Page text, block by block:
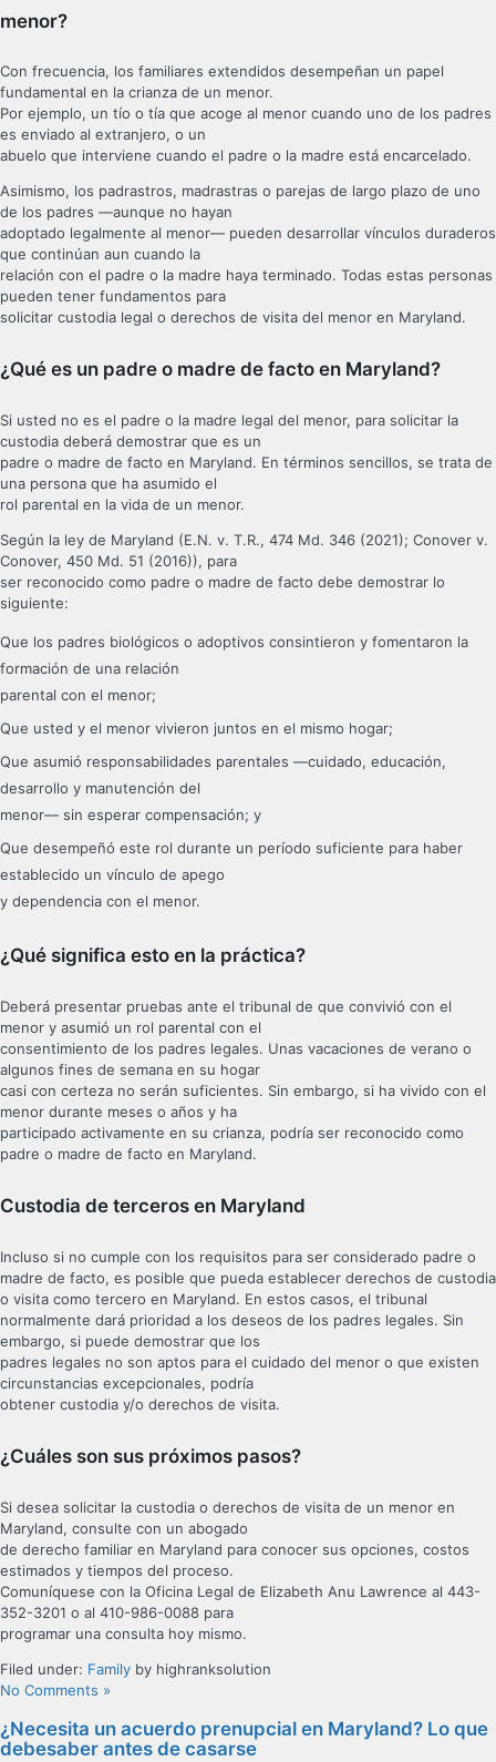
menor?
Con frecuencia, los familiares extendidos desempeñan un papel
fundamental en la crianza de un menor.
Por ejemplo, un tío o tía que acoge al menor cuando uno de los padres
es enviado al extranjero, o un
abuelo que interviene cuando el padre o la madre está encarcelado.
Asimismo, los padrastros, madrastras o parejas de largo plazo de uno
de los padres —aunque no hayan
adoptado legalmente al menor— pueden desarrollar vínculos duraderos
que continúan aun cuando la
relación con el padre o la madre haya terminado. Todas estas personas
pueden tener fundamentos para
solicitar custodia legal o derechos de visita del menor en Maryland.
¿Qué es un padre o madre de facto en Maryland?
Si usted no es el padre o la madre legal del menor, para solicitar la
custodia deberá demostrar que es un
padre o madre de facto en Maryland. En términos sencillos, se trata de
una persona que ha asumido el
rol parental en la vida de un menor.
Según la ley de Maryland (E.N. v. T.R., 474 Md. 346 (2021); Conover v.
Conover, 450 Md. 51 (2016)), para
ser reconocido como padre o madre de facto debe demostrar lo
siguiente:
Que los padres biológicos o adoptivos consintieron y fomentaron la
formación de una relación
parental con el menor;
Que usted y el menor vivieron juntos en el mismo hogar;
Que asumió responsabilidades parentales —cuidado, educación,
desarrollo y manutención del
menor— sin esperar compensación; y
Que desempeñó este rol durante un período suficiente para haber
establecido un vínculo de apego
y dependencia con el menor.
¿Qué significa esto en la práctica?
Deberá presentar pruebas ante el tribunal de que convivió con el
menor y asumió un rol parental con el
consentimiento de los padres legales. Unas vacaciones de verano o
algunos fines de semana en su hogar
casi con certeza no serán suficientes. Sin embargo, si ha vivido con el
menor durante meses o años y ha
participado activamente en su crianza, podría ser reconocido como
padre o madre de facto en Maryland.
Custodia de terceros en Maryland
Incluso si no cumple con los requisitos para ser considerado padre o
madre de facto, es posible que pueda establecer derechos de custodia
o visita como tercero en Maryland. En estos casos, el tribunal
normalmente dará prioridad a los deseos de los padres legales. Sin
embargo, si puede demostrar que los
padres legales no son aptos para el cuidado del menor o que existen
circunstancias excepcionales, podría
obtener custodia y/o derechos de visita.
¿Cuáles son sus próximos pasos?
Si desea solicitar la custodia o derechos de visita de un menor en
Maryland, consulte con un abogado
de derecho familiar en Maryland para conocer sus opciones, costos
estimados y tiempos del proceso.
Comuníquese con la Oficina Legal de Elizabeth Anu Lawrence al 443-
352-3201 o al 410-986-0088 para
programar una consulta hoy mismo.
Filed under: Family by highranksolution
No Comments »
¿Necesita un acuerdo prenupcial en Maryland? Lo que
debesaber antes de casarse